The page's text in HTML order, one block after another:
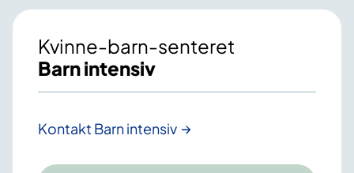
Kvinne-barn-senteret
Barn intensiv
Kontakt Barn intensiv